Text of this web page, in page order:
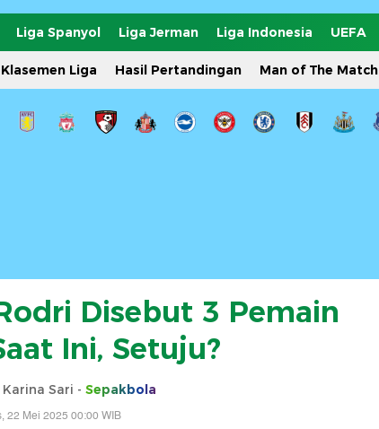
Liga Spanyol Liga Jerman Liga Indonesia UEFA
Klasemen Liga Hasil Pertandingan Man of The Match
Disebut 3 Pemain
Ini, Setuju?
Sari - Sepakbola
22 Mei 2025 00:00 WIB